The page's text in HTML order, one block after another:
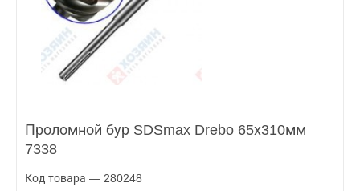
Проломной бур SDSmax Drebo 65х310мм
7338
Код товара — 280248